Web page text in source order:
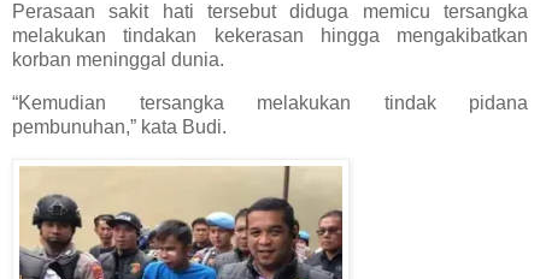
Perasaan sakit hati tersebut diduga memicu tersangka
melakukan tindakan kekerasan hingga mengakibatkan
korban meninggal dunia.
“Kemudian tersangka melakukan tindak pidana
pembunuhan,” kata Budi.